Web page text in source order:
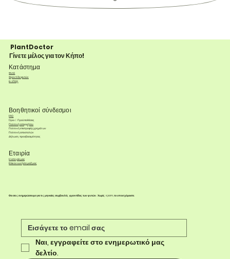
PlantDoctor
Γίνετε μέλος για τον Κήπο!
Κατάστημα
Φυτά
Φροντίδα φυτών
e-shop
Βοηθητικοί σύνδεσμοι
FAQ
Όροι & Προϋποθέσεις
Πολιτική απορρήτου
Πολιτική επιστροφής χρημάτων
Πολιτική αποστολών
Δήλωση προσβασιμότητας
Εταιρία
Η ιστορία μας
Επικοινωνήστε μαζί μας
Θα σας ενημερώσουμε για τις μηνιαίες συμβουλές φροντίδας των φυτών. Χωρίς spam, το υποσχόμαστε.
Ναι, εγγραφείτε στο ενημερωτικό μας
δελτίο.